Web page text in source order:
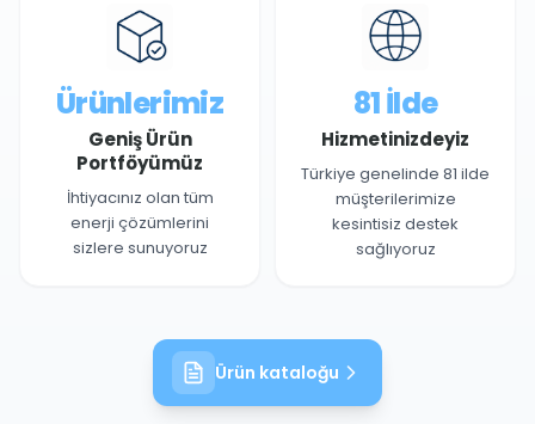
Ürünlerimiz
Geniş Ürün
Portföyümüz
İhtiyacınız olan tüm
enerji çözümlerini
sizlere sunuyoruz
81 İlde
Hizmetinizdeyiz
Türkiye genelinde 81 ilde
müşterilerimize
kesintisiz destek
sağlıyoruz
Ürün kataloğu